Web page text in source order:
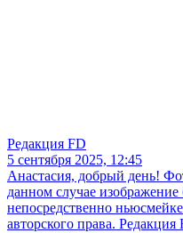
Редакция FD
5 сентября 2025, 12:45
Анастасия, добрый день!
данном случае
непосредственно
авторского права.